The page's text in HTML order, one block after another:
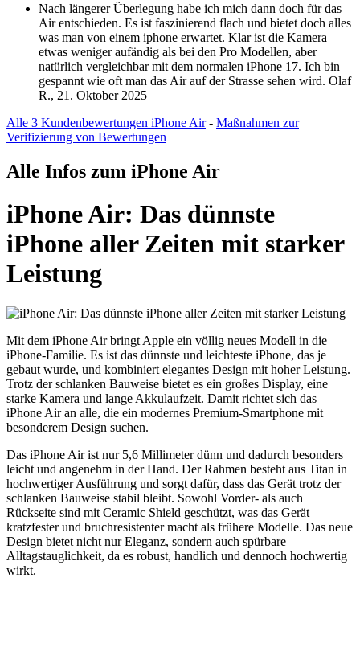
Nach längerer Überlegung habe ich mich dann doch für das
Air entschieden. Es ist faszinierend flach und bietet doch alles
was man von einem iphone erwartet. Klar ist die Kamera
etwas weniger aufändig als bei den Pro Modellen, aber
natürlich vergleichbar mit dem normalen iPhone 17. Ich bin
gespannt wie oft man das Air auf der Strasse sehen wird. Olaf
R., 21. Oktober 2025
Alle 3 Kundenbewertungen iPhone Air- Maßnahmen zur
Verifizierung von Bewertungen
Alle Infos zum iPhone Air
iPhone Air: Das dünnste
iPhone aller Zeiten mit starker
Leistung
Mit dem iPhone Air bringt Apple ein völlig neues Modell in die
iPhone-Familie. Es ist das dünnste und leichteste iPhone, das je
gebaut wurde, und kombiniert elegantes Design mit hoher Leistung.
Trotz der schlanken Bauweise bietet es ein großes Display, eine
starke Kamera und lange Akkulaufzeit. Damit richtet sich das
iPhone Air an alle, die ein modernes Premium-Smartphone mit
besonderem Design suchen.
Das iPhone Air ist nur 5,6 Millimeter dünn und dadurch besonders
leicht und angenehm in der Hand. Der Rahmen besteht aus Titan in
hochwertiger Ausführung und sorgt dafür, dass das Gerät trotz der
schlanken Bauweise stabil bleibt. Sowohl Vorder- als auch
Rückseite sind mit Ceramic Shield geschützt, was das Gerät
kratzfester und bruchresistenter macht als frühere Modelle. Das neue
Design bietet nicht nur Eleganz, sondern auch spürbare
Alltagstauglichkeit, da es robust, handlich und dennoch hochwertig
wirkt.